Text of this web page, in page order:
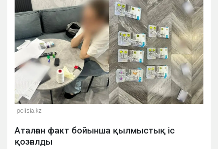
polisia.kz
Аталған факт бойынша қылмыстық іс
қозғалды